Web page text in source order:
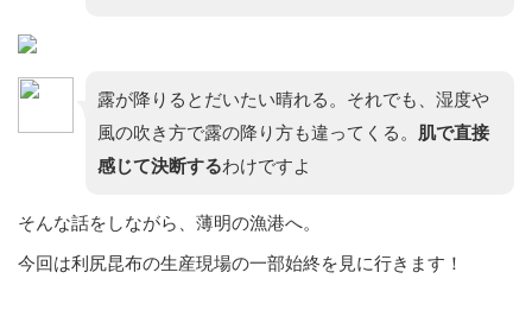
露が降りるとだいたい晴れる。それでも、湿度や
風の吹き方で露の降り方も違ってくる。 肌で直接
感じて決断するわけですよ
そんな話をしながら、薄明の漁港へ。
今回は利尻昆布の生産現場の一部始終を見に行きます！